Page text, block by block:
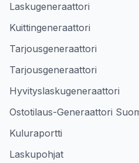
Laskugeneraattori
Kuittingeneraattori
Tarjousgeneraattori
Tarjousgeneraattori
Hyvityslaskugeneraattori
Ostotilaus-Generaattori
Kuluraportti
Laskupohjat